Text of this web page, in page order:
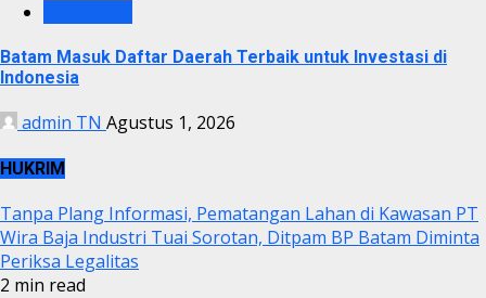
Batam Masuk Daftar Daerah Terbaik untuk Investasi di
Indonesia
admin TN Agustus 1, 2026
HUKRIM
Tanpa Plang Informasi, Pematangan Lahan di Kawasan PT
Wira Baja Industri Tuai Sorotan, Ditpam BP Batam Diminta
Periksa Legalitas
2 min read